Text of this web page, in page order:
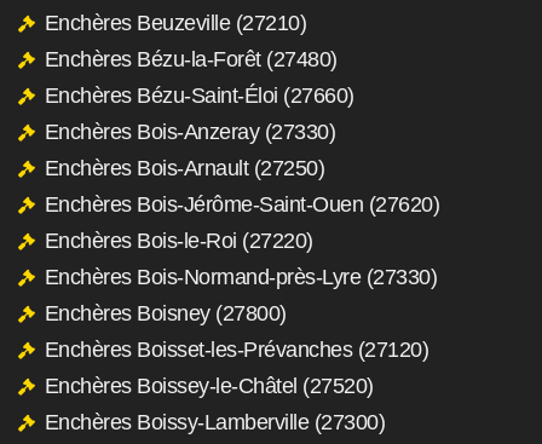
Enchères Beuzeville (27210)
Enchères Bézu-la-Forêt (27480)
Enchères Bézu-Saint-Éloi (27660)
Enchères Bois-Anzeray (27330)
Enchères Bois-Arnault (27250)
Enchères Bois-Jérôme-Saint-Ouen (27620)
Enchères Bois-le-Roi (27220)
Enchères Bois-Normand-près-Lyre (27330)
Enchères Boisney (27800)
Enchères Boisset-les-Prévanches (27120)
Enchères Boissey-le-Châtel (27520)
Enchères Boissy-Lamberville (27300)